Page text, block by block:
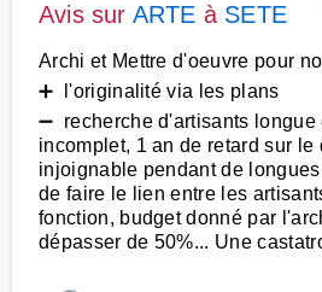
Avis sur ARTE à SETE
Archi et Mettre d'oeuvre pour
➕ l'originalité via les plans
➖ recherche d'artisants
incomplet, 1 an de retard sur le
injoignable pendant de
de faire le lien entre les
fonction, budget donné par
dépasser de 50%... Une